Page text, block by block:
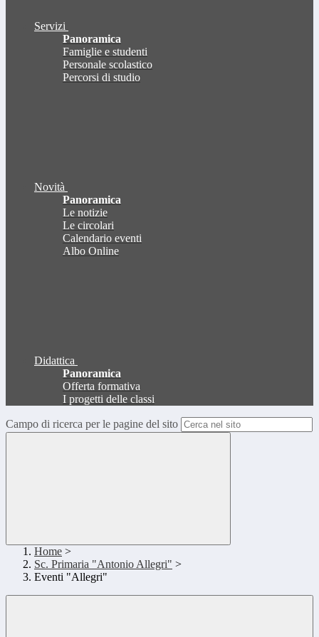
Servizi
Panoramica
Famiglie e studenti
Personale scolastico
Percorsi di studio
Novità
Panoramica
Le notizie
Le circolari
Calendario eventi
Albo Online
Didattica
Panoramica
Offerta formativa
I progetti delle classi
Campo di ricerca per le pagine del sito
Home >
Sc. Primaria "Antonio Allegri" >
Eventi "Allegri"